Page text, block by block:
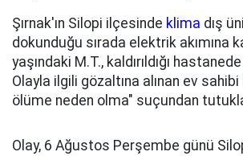
Şırnak'ın Silopi ilçesinde klima dış
dokunduğu sırada elektrik akımına
yaşındaki M.T., kaldırıldığı
Olayla ilgili gözaltına alınan ev
ölüme neden olma" suçundan
Olay, 6 Ağustos Perşembe günü